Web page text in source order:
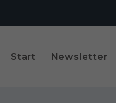
Start Newsletter